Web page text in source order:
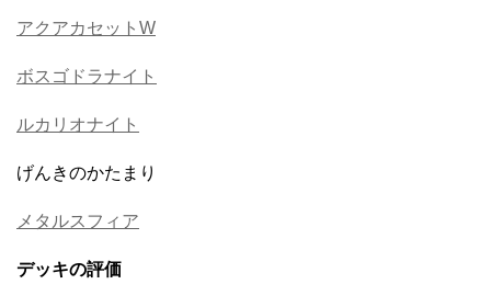
アクアカセットW
ボスゴドラナイト
ルカリオナイト
げんきのかたまり
メタルスフィア
デッキの評価